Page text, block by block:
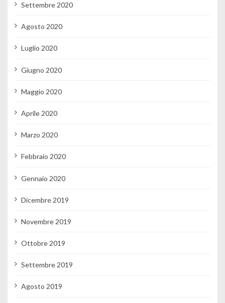
Settembre 2020
Agosto 2020
Luglio 2020
Giugno 2020
Maggio 2020
Aprile 2020
Marzo 2020
Febbraio 2020
Gennaio 2020
Dicembre 2019
Novembre 2019
Ottobre 2019
Settembre 2019
Agosto 2019